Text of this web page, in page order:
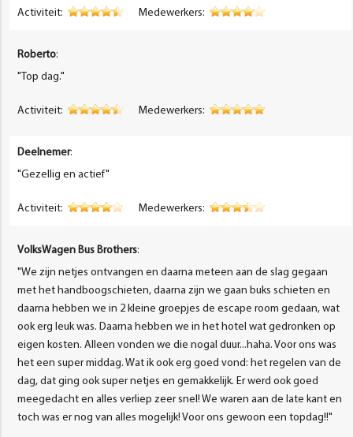
Activiteit: Medewerkers:
Roberto:
"Top dag."
Activiteit: Medewerkers:
Deelnemer:
"Gezellig en actief"
Activiteit: Medewerkers:
VolksWagen Bus Brothers:
"We zijn netjes ontvangen en daarna meteen aan de slag gegaan
met het handboogschieten, daarna zijn we gaan buks schieten en
daarna hebben we in 2 kleine groepjes de escape room gedaan, wat
ook erg leuk was. Daarna hebben we in het hotel wat gedronken op
eigen kosten. Alleen vonden we die nogal duur...haha. Voor ons was
het een super middag. Wat ik ook erg goed vond: het regelen van de
dag, dat ging ook super netjes en gemakkelijk. Er werd ook goed
meegedacht en alles verliep zeer snel! We waren aan de late kant en
toch was er nog van alles mogelijk! Voor ons gewoon een topdag!!"